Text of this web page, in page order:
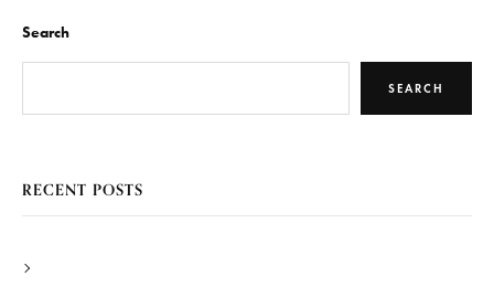
Search
SEARCH
RECENT POSTS